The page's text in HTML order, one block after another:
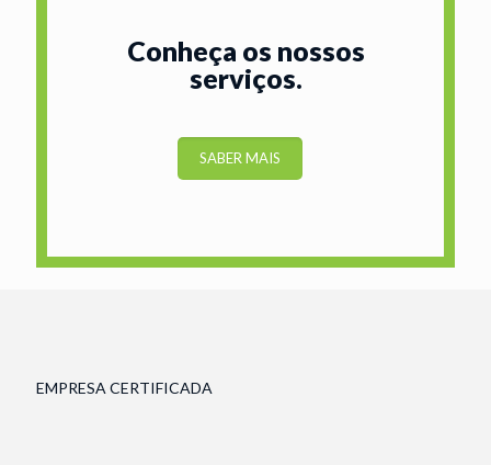
Conheça os nossos
serviços.
SABER MAIS
EMPRESA CERTIFICADA